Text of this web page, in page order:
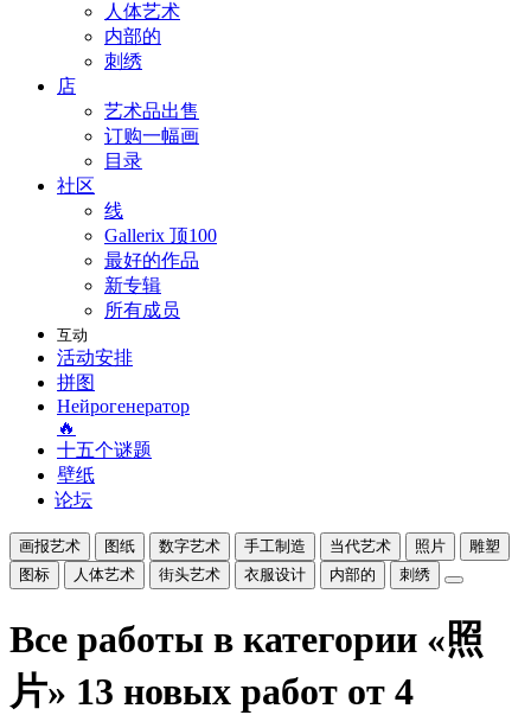
人体艺术
内部的
刺绣
店
艺术品出售
订购一幅画
目录
社区
线
Gallerix 顶100
最好的作品
新专辑
所有成员
互动
活动安排
拼图
Нейрогенератор
🔥
十五个谜题
壁纸
论坛
画报艺术 图纸 数字艺术 手工制造 当代艺术 照片
雕塑
图标
人体艺术 街头艺术 衣服设计 内部的 刺绣
Все работы в категории «照
片» 13 новых работ от 4